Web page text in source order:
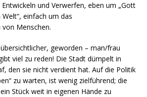
und Verwerfen, eben um „Gott
einfach um das
Menschen.
geworden – man/frau
viel zu reden! Die Stadt dümpelt in
den sie nicht verdient hat. Auf die Politik
zu warten, ist wenig zielführend; die
Stück weit in eigenen Hände zu